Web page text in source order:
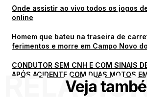
Onde assistir ao vivo todos os jogos
online
Homem que bateu na traseira de
ferimentos e morre em Campo Novo
CONDUTOR SEM CNH E COM SINAIS
APÓS ACIDENTE COM DUAS MOTOS
Veja